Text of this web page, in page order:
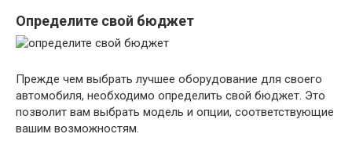
Определите свой бюджет
Прежде чем выбрать лучшее оборудование для своего
автомобиля, необходимо определить свой бюджет. Это
позволит вам выбрать модель и опции, соответствующие
вашим возможностям.